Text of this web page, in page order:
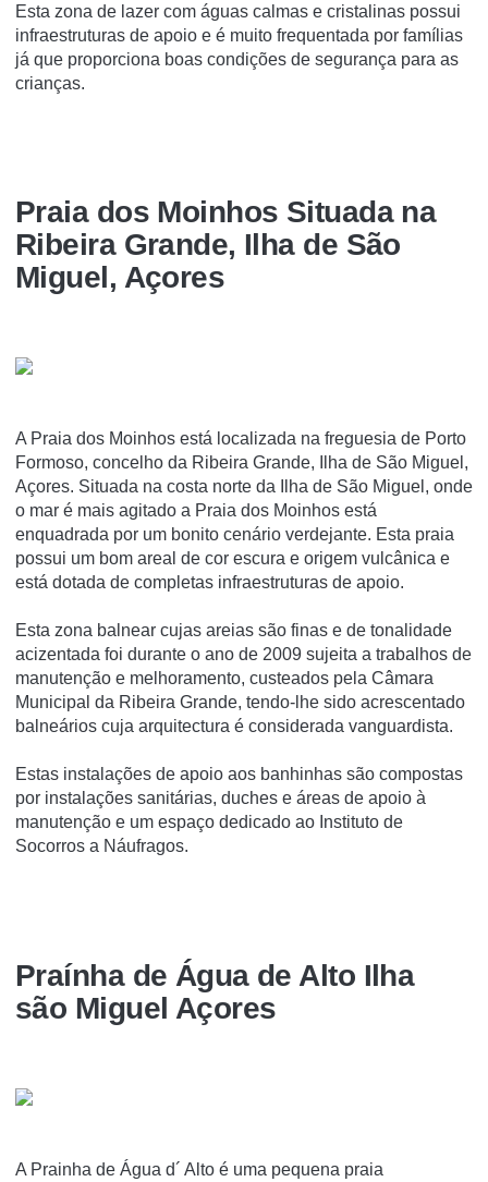
Esta zona de lazer com águas calmas e cristalinas possui
infraestruturas de apoio e é muito frequentada por famílias
já que proporciona boas condições de segurança para as
crianças.
Praia dos Moinhos Situada na
Ribeira Grande, Ilha de São
Miguel, Açores
A Praia dos Moinhos está localizada na freguesia de Porto
Formoso, concelho da Ribeira Grande, Ilha de São Miguel,
Açores. Situada na costa norte da Ilha de São Miguel, onde
o mar é mais agitado a Praia dos Moinhos está
enquadrada por um bonito cenário verdejante. Esta praia
possui um bom areal de cor escura e origem vulcânica e
está dotada de completas infraestruturas de apoio.
Esta zona balnear cujas areias são finas e de tonalidade
acizentada foi durante o ano de 2009 sujeita a trabalhos de
manutenção e melhoramento, custeados pela Câmara
Municipal da Ribeira Grande, tendo-lhe sido acrescentado
balneários cuja arquitectura é considerada vanguardista.
Estas instalações de apoio aos banhinhas são compostas
por instalações sanitárias, duches e áreas de apoio à
manutenção e um espaço dedicado ao Instituto de
Socorros a Náufragos.
Praínha de Água de Alto Ilha
são Miguel Açores
A Prainha de Água d´ Alto é uma pequena praia